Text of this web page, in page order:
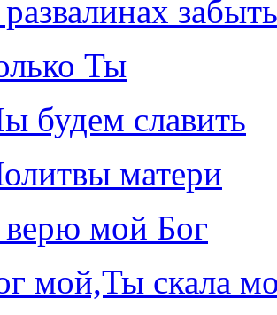
Ты
будем славить
матери
мой Бог
мой,Ты скала